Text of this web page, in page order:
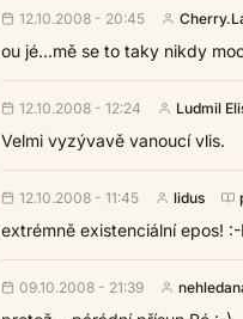
12.10.2008 - 20:45
ou jé...mě se to taky nikdy
12.10.2008 - 12:24 Ludmil
Velmi vyzývavě vanoucí vlis.
12.10.2008 - 11:45 lidus
extrémně existenciální epos!
09.10.2008 - 21:39